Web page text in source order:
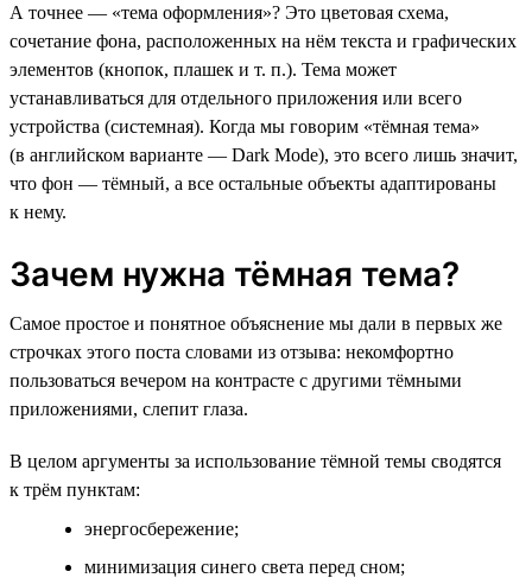
А точнее — «тема оформления»? Это цветовая схема,
сочетание фона, расположенных на нём текста и графических
элементов (кнопок, плашек и т. п.). Тема может
устанавливаться для отдельного приложения или всего
устройства (системная). Когда мы говорим «тёмная тема»
(в английском варианте — Dark Mode), это всего лишь значит,
что фон — тёмный, а все остальные объекты адаптированы
к нему.
Зачем нужна тёмная тема?
Самое простое и понятное объяснение мы дали в первых же
строчках этого поста словами из отзыва: некомфортно
пользоваться вечером на контрасте с другими тёмными
приложениями, слепит глаза.
В целом аргументы за использование тёмной темы сводятся
к трём пунктам:
энергосбережение;
минимизация синего света перед сном;